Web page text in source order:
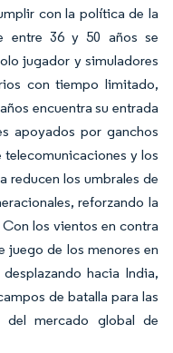
con la política de la
entre 36 y 50 años se
jugador y simuladores
con tiempo limitado,
encuentra su entrada
apoyados por ganchos
y los
reducen los umbrales de
reforzando la
los vientos en contra
juego de los menores en
hacia India,
de batalla para las
del mercado global de